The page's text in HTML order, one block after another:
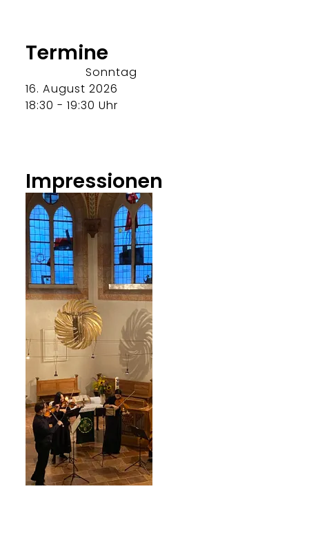
Termine
Sonntag
16. August 2026
18:30 - 19:30 Uhr
Impressionen